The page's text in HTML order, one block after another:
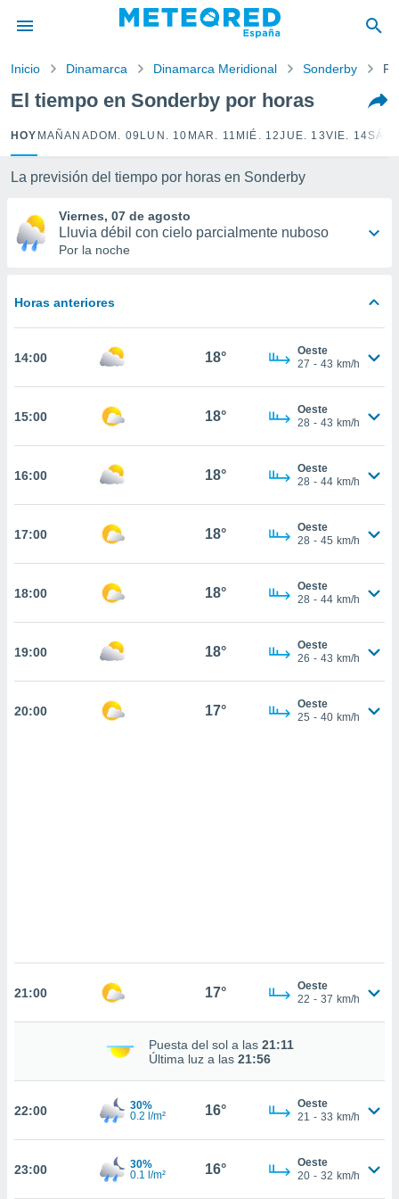
por
para
que se
calidad.
a este
y
digital
permite
seguir
coste.
a la
todas
nuestros
nos
análisis
perfil
aceptar
de
sitio
CONFIGURACIÓN
Inicio Dinamarca Dinamarca Meridional Sonderby
El tiempo en Sonderby por horas
HOY MAÑANA DOM. 09 LUN. 10 MAR. 11 MIÉ. 12JUE. 13VIE. 14
La previsión del tiempo por horas en Sonderby
Viernes, 07 de agosto
Lluvia débil con cielo parcialmente nuboso
Por la noche
Horas anteriores
14:00 18°
Oeste
27 - 43 km/h
15:00 18°
Oeste
28 - 43 km/h
16:00 18°
Oeste
28 - 44 km/h
17:00 18°
Oeste
28 - 45 km/h
18:00 18°
Oeste
28 - 44 km/h
19:00 18°
Oeste
26 - 43 km/h
20:00 17°
Oeste
25 - 40 km/h
21:00 17°
Oeste
22 - 37 km/h
Puesta del sol a las 21:11
Última luz a las 21:56
22:00
30%
0.2 l/m²
16°
Oeste
21 - 33 km/h
23:00
30%
0.1 l/m²
16°
Oeste
20 - 32 km/h